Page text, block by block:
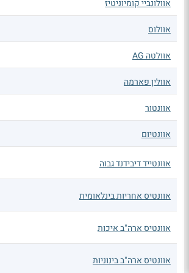
אוולונביי קומיוניטיז
אוולוס
אוולטה AG
אוולין פארמה
אוונטור
אוונטיום
אוונטייד דיבידנד גבוה
אוונטיס אחריות בינלאומית
אוונטיס ארה"ב איכות
אוונטיס ארה"ב בינוניות